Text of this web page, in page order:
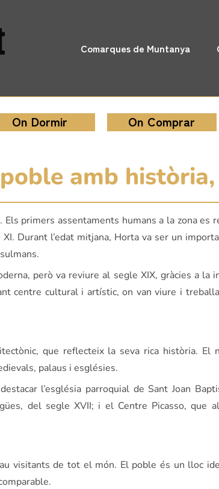
Comarques de Muntanya
On Dormir On Comprar
amb
primers assentaments humans a la zona es
Durant l’edat mitjana, Horta va ser un
però va reviure al segle XIX, gràcies a la
centre cultural i artístic, on van viure i
que reflecteix la seva rica història. El
palaus i esglésies.
l’església parroquial de Sant Joan
del segle XVII; i el Centre Picasso, que
visitants de tot el món. El poble és un lloc